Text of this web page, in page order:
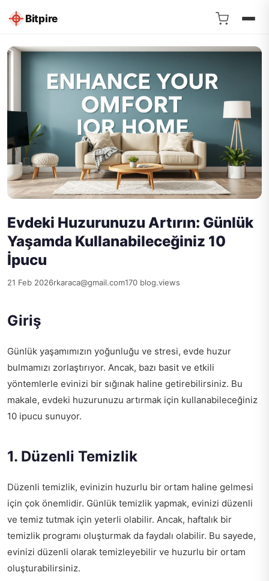
Bitpire
Evdeki Huzurunuzu Artırın: Günlük
Yaşamda Kullanabileceğiniz 10
İpucu
21 Feb 2026rkaraca@gmail.com170 blog.views
Giriş
Günlük yaşamımızın yoğunluğu ve stresi, evde huzur
bulmamızı zorlaştırıyor. Ancak, bazı basit ve etkili
yöntemlerle evinizi bir sığınak haline getirebilirsiniz. Bu
makale, evdeki huzurunuzu artırmak için kullanabileceğiniz
10 ipucu sunuyor.
1. Düzenli Temizlik
Düzenli temizlik, evinizin huzurlu bir ortam haline gelmesi
için çok önemlidir. Günlük temizlik yapmak, evinizi düzenli
ve temiz tutmak için yeterli olabilir. Ancak, haftalık bir
temizlik programı oluşturmak da faydalı olabilir. Bu sayede,
evinizi düzenli olarak temizleyebilir ve huzurlu bir ortam
oluşturabilirsiniz.